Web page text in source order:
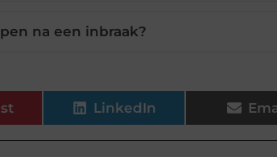
na een inbraak?
LinkedIn